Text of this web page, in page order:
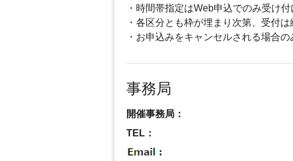
・時間帯指定はWeb申込でのみ受け付
・各区分とも枠が埋まり次第、受付は
・お申込みをキャンセルされる場合
事務局
開催事務局：
TEL：